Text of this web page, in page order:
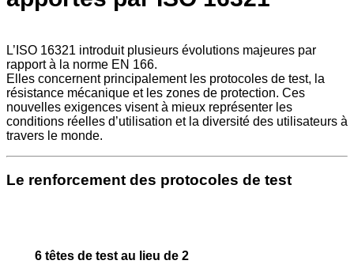
L’ISO 16321 introduit plusieurs évolutions majeures par
rapport à la norme EN 166.
Elles concernent principalement les protocoles de test, la
résistance mécanique et les zones de protection. Ces
nouvelles exigences visent à mieux représenter les
conditions réelles d’utilisation et la diversité des utilisateurs à
travers le monde.
Le renforcement des protocoles de test
6 têtes de test au lieu de 2